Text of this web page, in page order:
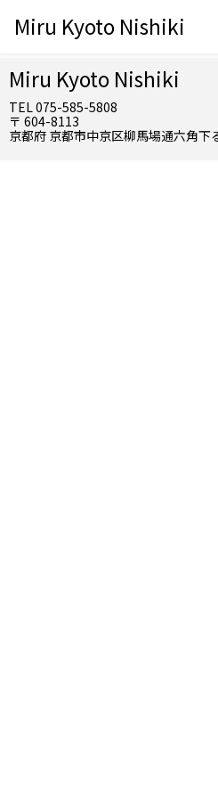
Miru Kyoto Nishiki
Miru Kyoto Nishiki
TEL 075-585-5808
〒 604-8113
京都府 京都市中京区柳馬場通六角下